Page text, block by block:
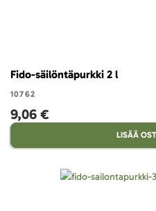
Fido-säilöntäpurkki 2 l
10762
9,06 €
LISÄÄ